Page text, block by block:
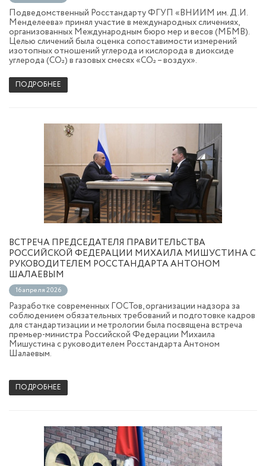
Подведомственный Росстандарту ФГУП «ВНИИМ им. Д.И.
Менделеева» принял участие в международных сличениях,
организованных Международным бюро мер и весов (МБМВ).
Целью сличений была оценка сопоставимости измерений
изотопных отношений углерода и кислорода в диоксиде
углерода (CO₂) в газовых смесях «CO₂ – воздух».
ПОДРОБНЕЕ
ВСТРЕЧА ПРЕДСЕДАТЕЛЯ ПРАВИТЕЛЬСТВА
РОССИЙСКОЙ ФЕДЕРАЦИИ МИХАИЛА МИШУСТИНА С
РУКОВОДИТЕЛЕМ РОССТАНДАРТА АНТОНОМ
ШАЛАЕВЫМ
16 апреля 2026
Разработке современных ГОСТов, организации надзора за
соблюдением обязательных требований и подготовке кадров
для стандартизации и метрологии была посвящена встреча
премьер-министра Российской Федерации Михаила
Мишустина с руководителем Росстандарта Антоном
Шалаевым.
ПОДРОБНЕЕ